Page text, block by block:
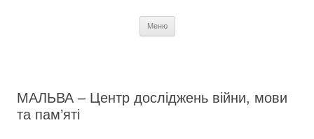
Меню
МАЛЬВА – Центр досліджень війни, мови
та пам’яті